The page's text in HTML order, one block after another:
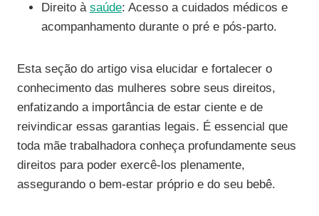
Direito à saúde: Acesso a cuidados médicos e
acompanhamento durante o pré e pós-parto.
Esta seção do artigo visa elucidar e fortalecer o
conhecimento das mulheres sobre seus direitos,
enfatizando a importância de estar ciente e de
reivindicar essas garantias legais. É essencial que
toda mãe trabalhadora conheça profundamente seus
direitos para poder exercê-los plenamente,
assegurando o bem-estar próprio e do seu bebê.